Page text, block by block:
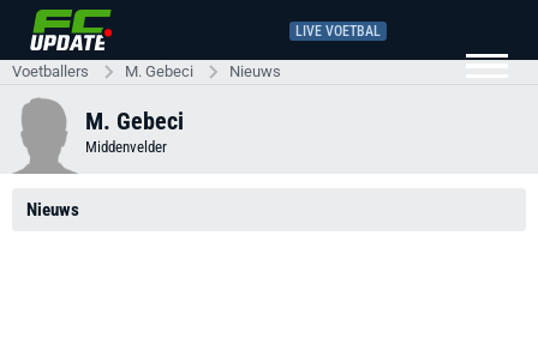
LIVE VOETBAL
Voetballers M. Gebeci Nieuws
M. Gebeci
Middenvelder
Nieuws